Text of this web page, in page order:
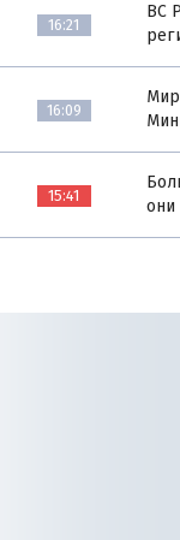
16:21
ВС
16:09
15:41
они